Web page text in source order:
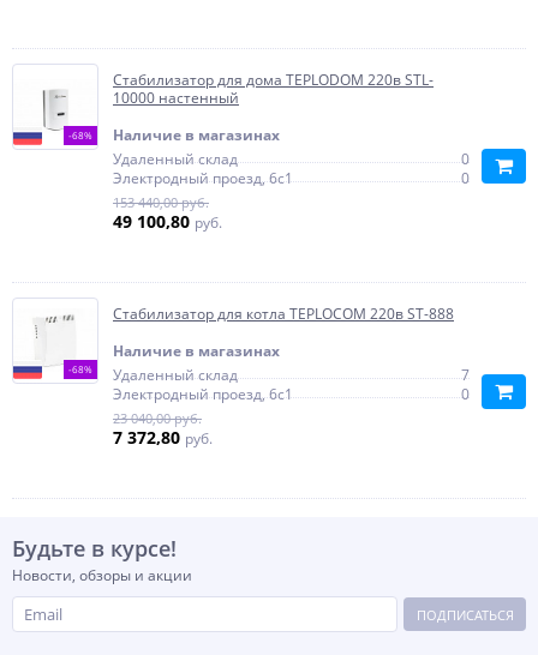
-68%
Стабилизатор для дома TEPLODOM 220в STL-
10000 настенный
Наличие в магазинах
Удаленный склад
0
Электродный проезд, 6с1
0
153 440,00 руб.
49 100,80 руб.
-68%
Стабилизатор для котла TEPLOCOM 220в ST-888
Наличие в магазинах
Удаленный склад
7
Электродный проезд, 6с1
0
23 040,00 руб.
7 372,80 руб.
Будьте в курсе!
Новости, обзоры и акции
ПОДПИСАТЬСЯ